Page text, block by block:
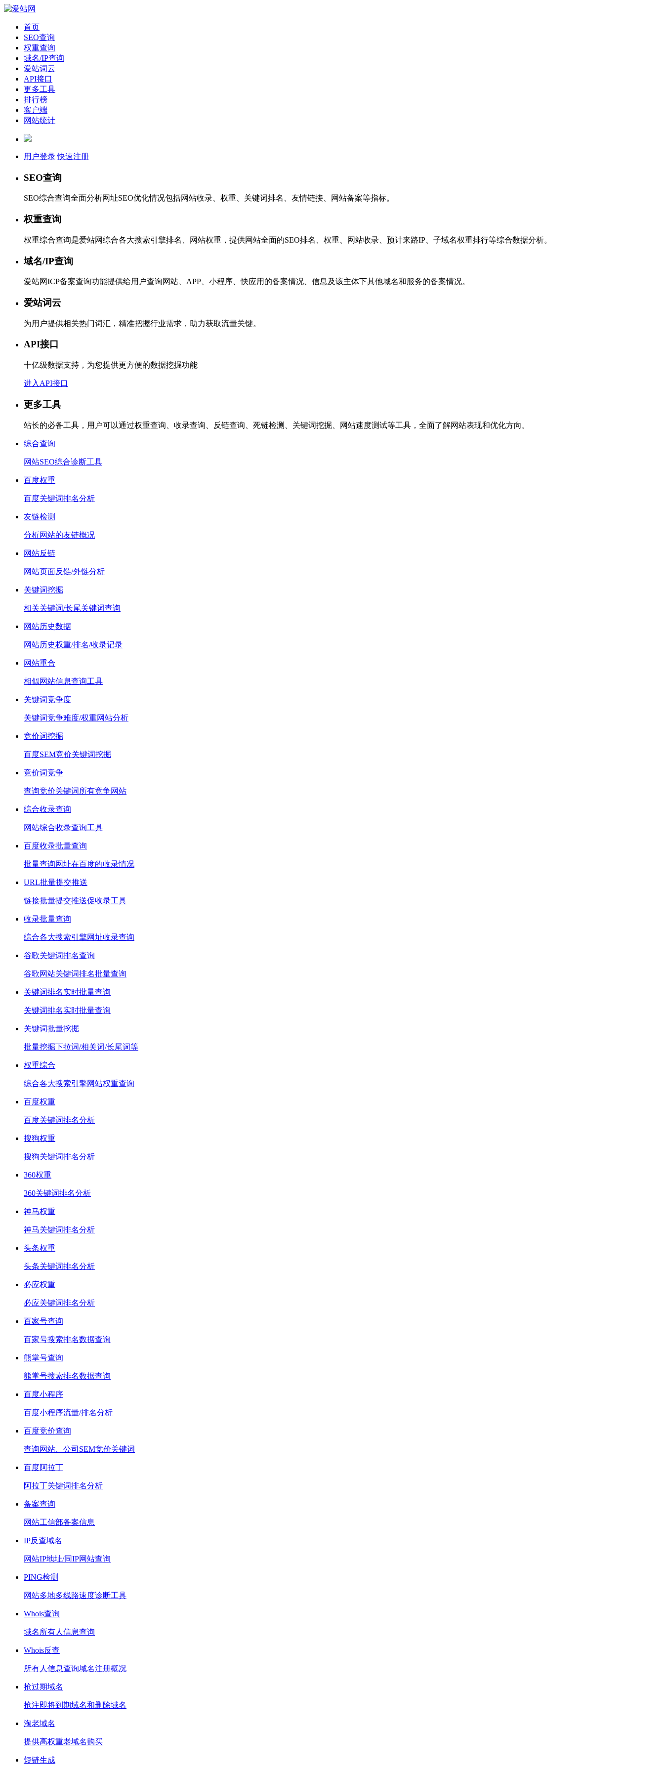
首页
SEO查询
权重查询
域名/IP查询
爱站词云
API接口
更多工具
排行榜
客户端
网站统计
用户登录 快速注册
SEO查询
SEO综合查询全面分析网址SEO优化情况包括网站收录、权重、关键词排名、友情链接、网站备案等指标。
权重查询
权重综合查询是爱站网综合各大搜索引擎排名、网站权重，提供网站全面的SEO排名、权重、网站收录、预计来路IP、子域名权重排行等综合数据分析。
域名/IP查询
爱站网ICP备案查询功能提供给用户查询网站、APP、小程序、快应用的备案情况、信息及该主体下其他域名和服务的备案情况。
爱站词云
为用户提供相关热门词汇，精准把握行业需求，助力获取流量关键。
API接口
十亿级数据支持，为您提供更方便的数据挖掘功能
进入API接口
更多工具
站长的必备工具，用户可以通过权重查询、收录查询、反链查询、死链检测、关键词挖掘、网站速度测试等工具，全面了解网站表现和优化方向。
综合查询
网站SEO综合诊断工具
百度权重
百度关键词排名分析
友链检测
分析网站的友链概况
网站反链
网站页面反链/外链分析
关键词挖掘
相关关键词/长尾关键词查询
网站历史数据
网站历史权重/排名/收录记录
网站重合
相似网站信息查询工具
关键词竞争度
关键词竞争难度/权重网站分析
竞价词挖掘
百度SEM竞价关键词挖掘
竞价词竞争
查询竞价关键词所有竞争网站
综合收录查询
网站综合收录查询工具
百度收录批量查询
批量查询网址在百度的收录情况
URL批量提交推送
链接批量提交推送促收录工具
收录批量查询
综合各大搜索引擎网址收录查询
谷歌关键词排名查询
谷歌网站关键词排名批量查询
关键词排名实时批量查询
关键词排名实时批量查询
关键词批量挖掘
批量挖掘下拉词/相关词/长尾词等
权重综合
综合各大搜索引擎网站权重查询
百度权重
百度关键词排名分析
搜狗权重
搜狗关键词排名分析
360权重
360关键词排名分析
神马权重
神马关键词排名分析
头条权重
头条关键词排名分析
必应权重
必应关键词排名分析
百家号查询
百家号搜索排名数据查询
熊掌号查询
熊掌号搜索排名数据查询
百度小程序
百度小程序流量/排名分析
百度竞价查询
查询网站、公司SEM竞价关键词
百度阿拉丁
阿拉丁关键词排名分析
备案查询
网站工信部备案信息
IP反查域名
网站IP地址/同IP网站查询
PING检测
网站多地多线路速度诊断工具
Whois查询
域名所有人信息查询
Whois反查
所有人信息查询域名注册概况
抢过期域名
抢注即将到期域名和删除域名
淘老域名
提供高权重老域名购买
短链生成